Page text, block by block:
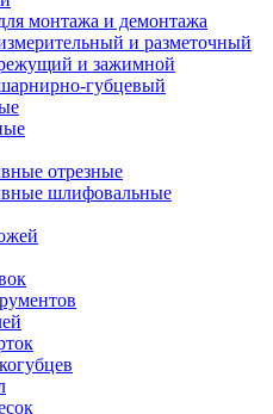
монтажа и демонтажа
и разметочный
и зажимной
губцевый
отрезные
шлифовальные